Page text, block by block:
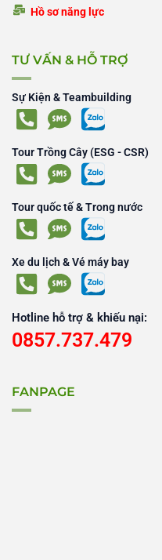
Hồ sơ năng lực
TƯ VẤN & HỖ TRỢ
Sự Kiện & Teambuilding
Tour Trồng Cây (ESG - CSR)
Tour quốc tế & Trong nước
Xe du lịch & Vé máy bay
Hotline hỗ trợ & khiếu nại:
0857.737.479
FANPAGE